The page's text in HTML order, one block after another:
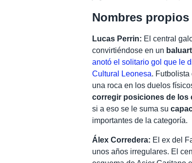
Nombres
Lucas Perrin: El central
convirtiéndose en un
anotó el solitario gol que le
Cultural Leonesa.
una roca en los duelos
corregir posiciones de los
si a eso se le suma su
importantes de la categoría.
Álex Corredera: El ex del
unos años irregulares. El